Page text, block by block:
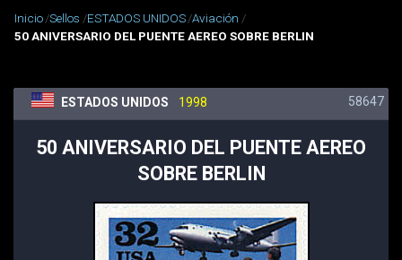
Inicio Sellos ESTADOS UNIDOS Aviación
50 ANIVERSARIO DEL PUENTE AEREO SOBRE BERLIN
ESTADOS UNIDOS 1998 58647
50 ANIVERSARIO DEL PUENTE AEREO
SOBRE BERLIN